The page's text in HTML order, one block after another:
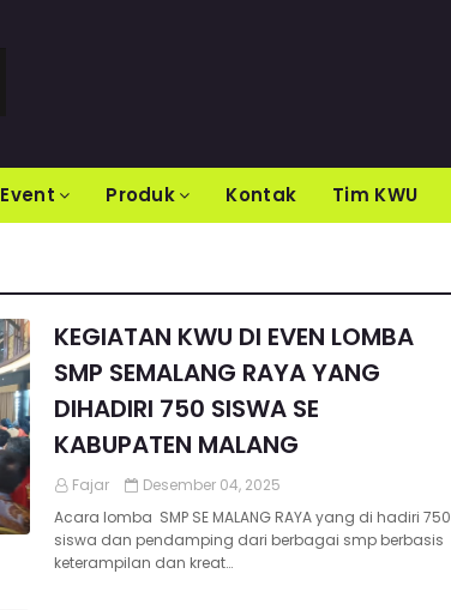
Event Produk Kontak Tim KWU
KEGIATAN KWU DI EVEN LOMBA
SMP SEMALANG RAYA YANG
DIHADIRI 750 SISWA SE
KABUPATEN MALANG
Fajar
Desember 04, 2025
Acara lomba SMP SE MALANG RAYA yang di hadiri 750
siswa dan pendamping dari berbagai smp berbasis
keterampilan dan kreat…